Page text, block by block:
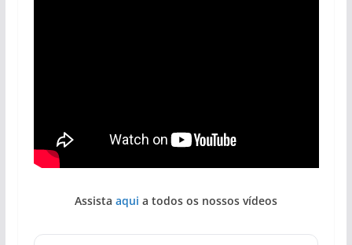
Assista aqui a todos os nossos vídeos